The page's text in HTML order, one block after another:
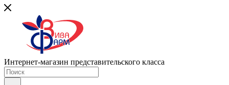
Интернет-магазин представительского класса